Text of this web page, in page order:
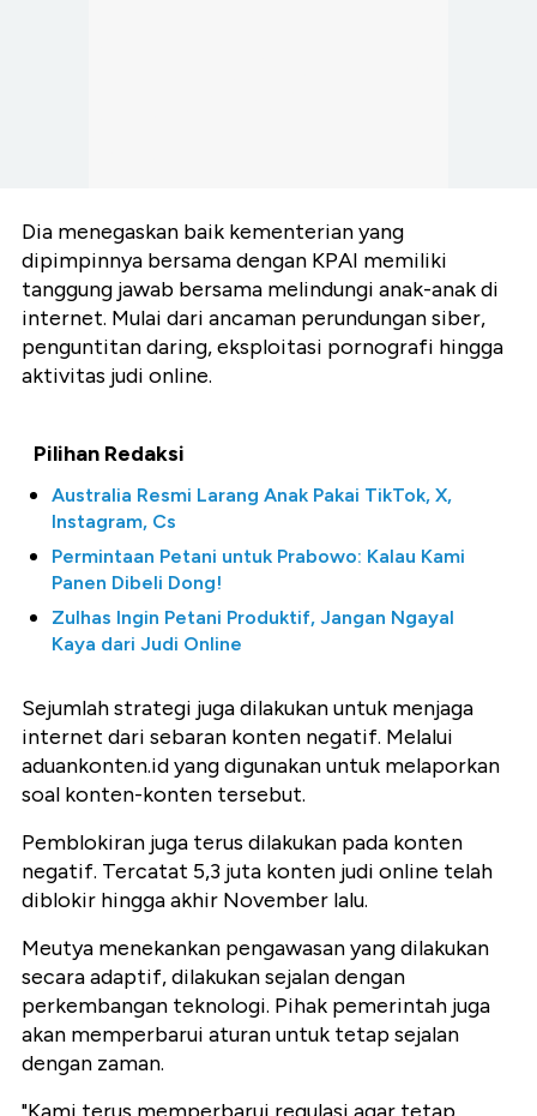
Dia menegaskan baik kementerian yang
dipimpinnya bersama dengan KPAI memiliki
tanggung jawab bersama melindungi anak-anak di
internet. Mulai dari ancaman perundungan siber,
penguntitan daring, eksploitasi pornografi hingga
aktivitas judi online.
Pilihan Redaksi
Australia Resmi Larang Anak Pakai TikTok, X,
Instagram, Cs
Permintaan Petani untuk Prabowo: Kalau Kami
Panen Dibeli Dong!
Zulhas Ingin Petani Produktif, Jangan Ngayal
Kaya dari Judi Online
Sejumlah strategi juga dilakukan untuk menjaga
internet dari sebaran konten negatif. Melalui
aduankonten.id yang digunakan untuk melaporkan
soal konten-konten tersebut.
Pemblokiran juga terus dilakukan pada konten
negatif. Tercatat 5,3 juta konten judi online telah
diblokir hingga akhir November lalu.
Meutya menekankan pengawasan yang dilakukan
secara adaptif, dilakukan sejalan dengan
perkembangan teknologi. Pihak pemerintah juga
akan memperbarui aturan untuk tetap sejalan
dengan zaman.